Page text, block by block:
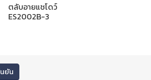
ตลับอายแชโดว์
ES2002B-3